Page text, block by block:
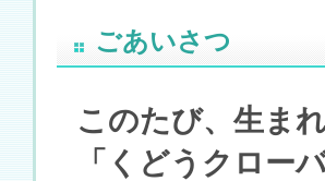
ごあいさつ
このたび、生ま
「くどうクロー